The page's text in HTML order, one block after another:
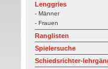
Lenggries
- Männer
- Frauen
Ranglisten
Spielersuche
Schiedsrichter-